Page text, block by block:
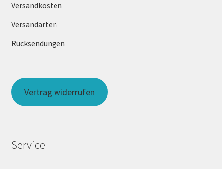
Versandkosten
Versandarten
Rücksendungen
Vertrag widerrufen
Service